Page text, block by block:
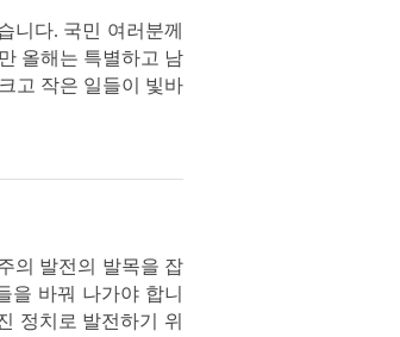
니다. 국민 여러분께
올해는 특별하고 남
고 작은 일들이 빛바
의 발전의 발목을 잡
을 바꿔 나가야 합니
정치로 발전하기 위